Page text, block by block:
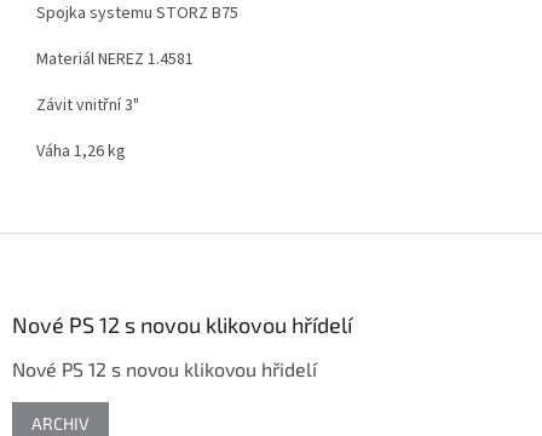
Spojka systemu STORZ B75
Materiál NEREZ 1.4581
Závit vnitřní 3"
Váha 1,26 kg
Nové PS 12 s novou klikovou hřídelí
Nové PS 12 s novou klikovou hřidelí
ARCHIV